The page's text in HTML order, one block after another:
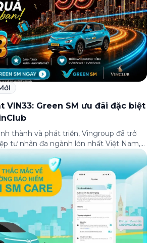
VIN33: Green SM ưu đãi đặc biệt
thành và phát triển, Vingroup đã trở
tư nhân đa ngành lớn nhất Việt Nam,
nghiệp lớn nhất Đông Nam Á theo bảng
Fortune (Mỹ). Nhân kỷ niệm 33 năm
đến 8/8/2026), Green SM trân […]